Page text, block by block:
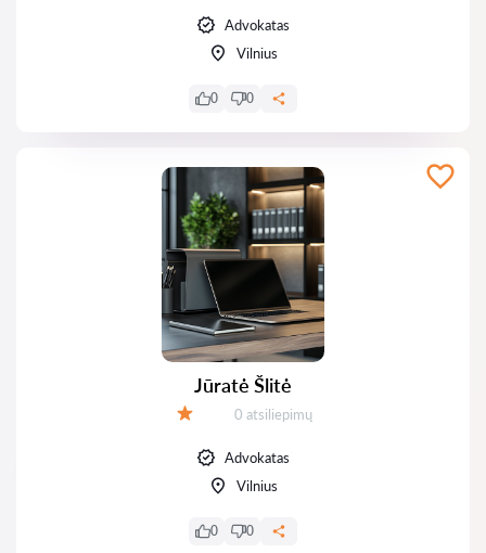
Advokatas
Vilnius
0 0
Jūratė Šlitė
Atsiliepimų:
0 atsiliepimų
Advokatas
Vilnius
0 0